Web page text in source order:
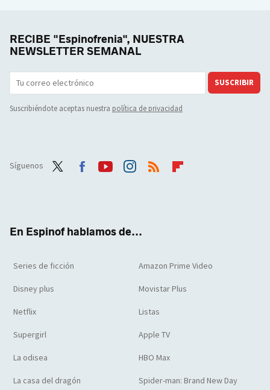
RECIBE "Espinofrenia", NUESTRA
NEWSLETTER SEMANAL
SUSCRIBIR
Suscribiéndote aceptas nuestra política de privacidad
Síguenos
En Espinof hablamos de...
Series de ficción Amazon Prime Video
Disney plus Movistar Plus
Netflix Listas
Supergirl Apple TV
La odisea HBO Max
La casa del dragón Spider-man: Brand New Day